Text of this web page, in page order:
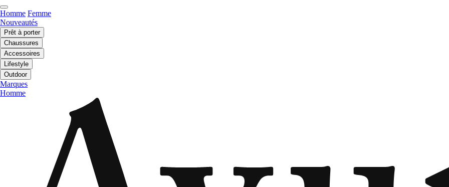
Homme Femme
Nouveautés
Prêt à porter
Chaussures
Accessoires
Lifestyle
Outdoor
Marques
Homme